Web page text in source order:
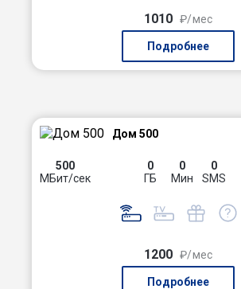
1010 ₽/мес
Подробнее
Дом 500
500
МБит/сек
0
ГБ
0
Мин
0
SMS
1200 ₽/мес
Подробнее